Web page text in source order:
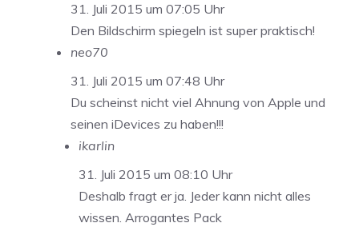
31. Juli 2015 um 07:05 Uhr
Den Bildschirm spiegeln ist super praktisch!
neo70
31. Juli 2015 um 07:48 Uhr
Du scheinst nicht viel Ahnung von Apple und
seinen iDevices zu haben!!!
ikarlin
31. Juli 2015 um 08:10 Uhr
Deshalb fragt er ja. Jeder kann nicht alles
wissen. Arrogantes Pack